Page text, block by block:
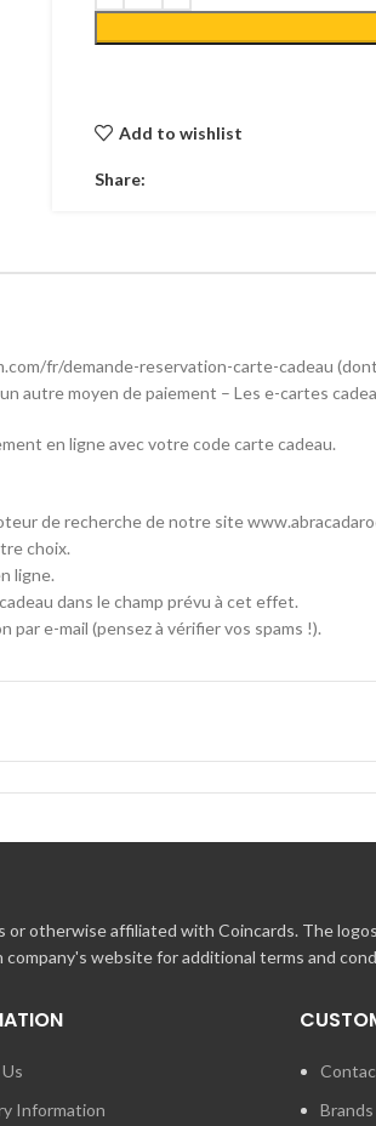
Add to wishlist
Share:
fr/demande-reservation-carte-cadeau
autre moyen de paiement – Les e-cartes
en ligne avec votre code carte cadeau.
de recherche de notre site
choix.
ligne.
dans le champ prévu à cet effet.
e-mail (pensez à vérifier vos spams !).
!
9h à 18h (hors jours fériés) :
otherwise affiliated with Coincards. The
website for additional terms and
Information
Brands